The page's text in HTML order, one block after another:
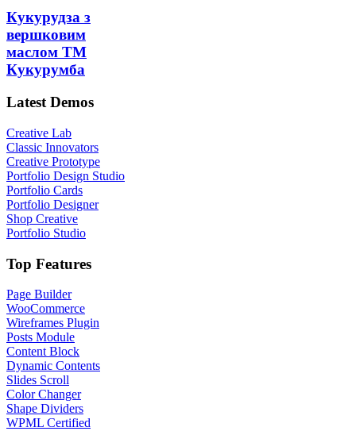
Кукурудза з
вершковим
маслом ТМ
Кукурумба
Latest Demos
Creative Lab
Classic Innovators
Creative Prototype
Portfolio Design Studio
Portfolio Cards
Portfolio Designer
Shop Creative
Portfolio Studio
Top Features
Page Builder
WooCommerce
Wireframes Plugin
Posts Module
Content Block
Dynamic Contents
Slides Scroll
Color Changer
Shape Dividers
WPML Certified